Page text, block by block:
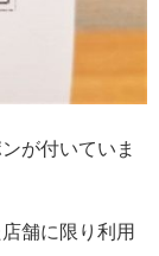
が付いていま
舗に限り利用